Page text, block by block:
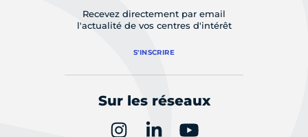
Recevez directement par email
l'actualité de vos centres d'intérêt
S'INSCRIRE
Sur les réseaux